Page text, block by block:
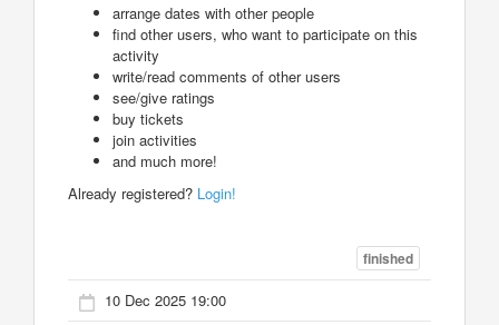
arrange dates with other people
find other users, who want to participate on this
activity
write/read comments of other users
see/give ratings
buy tickets
join activities
and much more!
Already registered? Login!
finished
10 Dec 2025 19:00